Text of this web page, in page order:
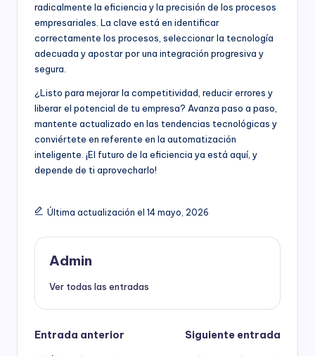
radicalmente la eficiencia y la precisión de los procesos
empresariales. La clave está en identificar
correctamente los procesos, seleccionar la tecnología
adecuada y apostar por una integración progresiva y
segura.
¿Listo para mejorar la competitividad, reducir errores y
liberar el potencial de tu empresa? Avanza paso a paso,
mantente actualizado en las tendencias tecnológicas y
conviértete en referente en la automatización
inteligente. ¡El futuro de la eficiencia ya está aquí, y
depende de ti aprovecharlo!
Última actualización el 14 mayo, 2026
Admin
Ver todas las entradas
Navegación
Entrada anterior
Siguiente entrada